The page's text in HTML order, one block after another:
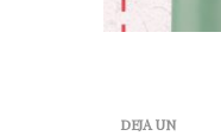
DEJA UN